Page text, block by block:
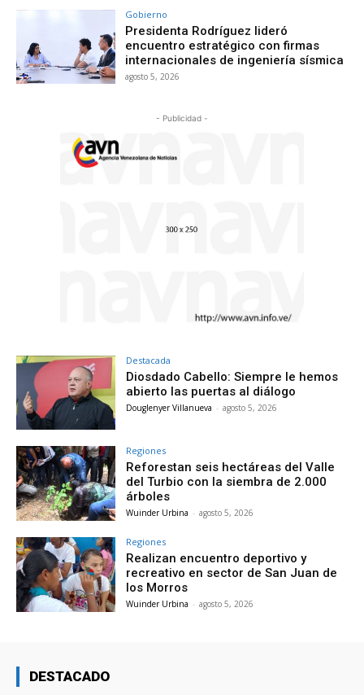
Gobierno
Presidenta Rodríguez lideró
encuentro estratégico con firmas
internacionales de ingeniería sísmica
agosto 5, 2026
- Publicidad -
Destacada
Diosdado Cabello: Siempre le hemos
abierto las puertas al diálogo
Douglenyer Villanueva - agosto 5, 2026
Regiones
Reforestan seis hectáreas del Valle
del Turbio con la siembra de 2.000
árboles
Wuinder Urbina - agosto 5, 2026
Regiones
Realizan encuentro deportivo y
recreativo en sector de San Juan de
los Morros
Wuinder Urbina - agosto 5, 2026
DESTACADO